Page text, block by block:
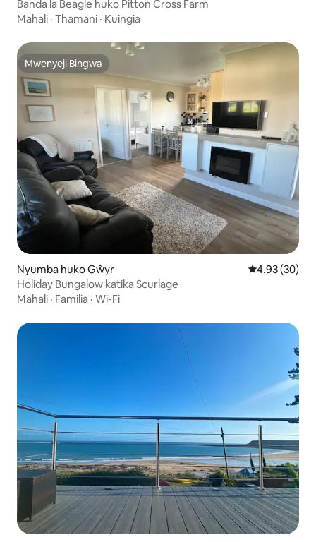
Banda la Beagle huko Pitton Cross Farm
Mahali · Thamani · Kuingia
Mwenyeji Bingwa
Mwenyeji Bingwa
Nyumba huko Gŵyr Ukadiriaji wa
4.93 (30)
Holiday Bungalow katika Scurlage
Mahali · Familia · Wi-Fi